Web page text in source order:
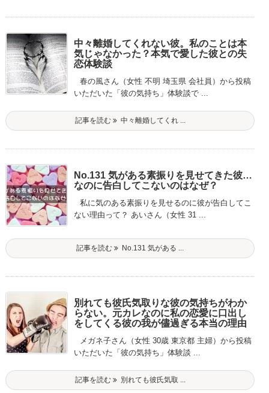
中々離婚してくれない彼。私のことは本
気じゃなかった？本気で愛した彼との失
恋体験談
春の風さん（女性 不明 埼玉県 会社員）から投稿
いただいた「彼の気持ち」体験談で ...
記事を読む 中々離婚してくれ ...
No.131 気がある素振りを見せてきた彼…
なのに告白してこないのはなぜ？
私に気のある素振りを見せるのに彼が告白してこ
ない理由って？ あいさん（女性 31 ...
記事を読む No.131 気がある ...
別れても彼氏気取りな彼の気持ちがわか
らない。元カレなのに私の恋愛に口出し
をしてくる彼の我が儘過ぎる本当の理由
メガネ子さん（女性 30歳 東京都 主婦）から投稿
いただいた「彼の気持ち」体験談 ...
記事を読む 別れても彼氏気取 ...